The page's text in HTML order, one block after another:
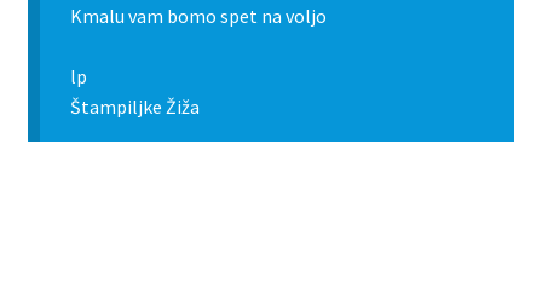
Kmalu vam bomo spet na voljo
lp
Štampiljke Žiža